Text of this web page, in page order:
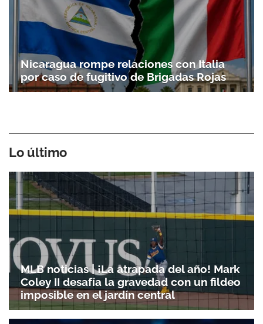
Nicaragua rompe relaciones con Italia
por caso de fugitivo de Brigadas Rojas
Lo último
MLB noticias | ¡La atrapada del año! Mark
Coley II desafía la gravedad con un fildeo
imposible en el jardín central